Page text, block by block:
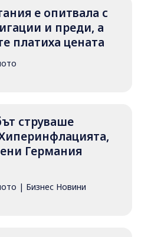
е опитвала с
и преди, а
платиха цената
струваше
Германия
| Бизнес Новини